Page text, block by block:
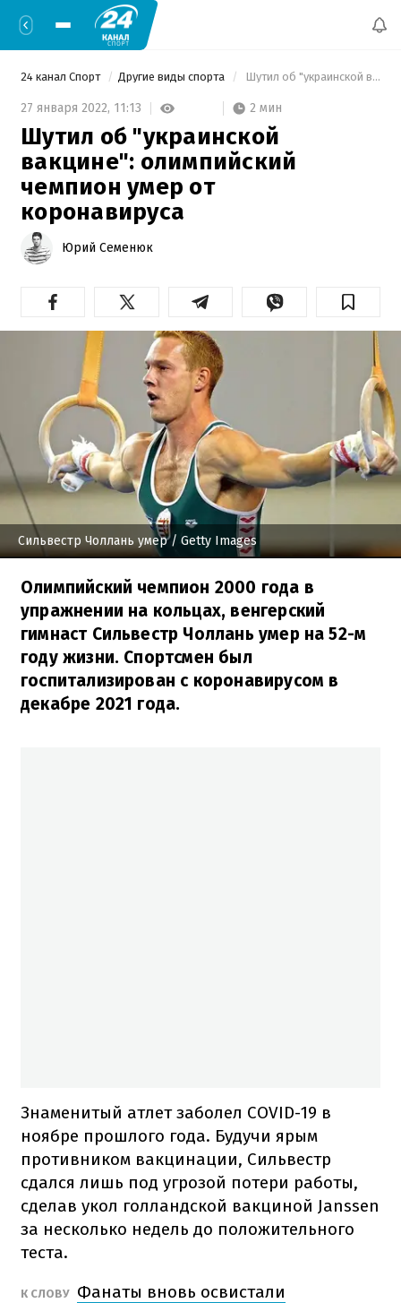
24 канал Спорт Другие виды спорта Шутил об "украинской вакцине": олимпийский чемпион умер от коронавируса
27 января 2022, 11:13 2 мин
Шутил об "украинской
вакцине": олимпийский
чемпион умер от
коронавируса
Юрий Семенюк
Сильвестр Чоллань умер/ Getty Images
Олимпийский чемпион 2000 года в
упражнении на кольцах, венгерский
гимнаст Сильвестр Чоллань умер на 52-м
году жизни. Спортсмен был
госпитализирован с коронавирусом в
декабре 2021 года.
Знаменитый атлет заболел COVID-19 в
ноябре прошлого года. Будучи ярым
противником вакцинации, Сильвестр
сдался лишь под угрозой потери работы,
сделав укол голландской вакциной Janssen
за несколько недель до положительного
теста.
К СЛОВУ Фанаты вновь освистали